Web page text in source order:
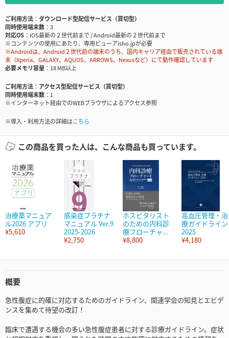
ご利用方法
ダウンロード型配信サービス（買切型）
同時使用端末数
3
対応OS
iOS最新の２世代前まで / Android最新の２世代前まで
※コンテンツの使用にあたり、専用ビューアisho.jpが必要
※Androidは、Android２世代前の端末のうち、国内キャリア経由で販売されている端
末（Xperia、GALAXY、AQUOS、ARROWS、Nexusなど）にて動作確認しています
必要メモリ容量
18 MB以上
ご利用方法
アクセス型配信サービス（買切型）
同時使用端末数
1
※インターネット経由でのWEBブラウザによるアクセス参照
※導入・利用方法の詳細はこちら
この商品を買った人は、こんな商品も買っています。
治療薬マニュア
ル2026 アプリ
¥5,610
感染症プラチナ
マニュアル Ver.9
2025-2026
¥2,750
ホスピタリスト
のための内科診
療フローチャ...
¥8,800
高血圧管理・治
療ガイドライン
2025
¥4,180
概要
急性腹症に的確に対応するためのガイドライン、関連学会の知見とエビデ
ンスを集めて待望の改訂！
臨床で遭遇する機会の多い急性腹症患者に対する診療ガイドライン。症状